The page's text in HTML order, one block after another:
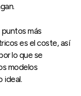
más
es el coste, así
lo que se
modelos
ideal.